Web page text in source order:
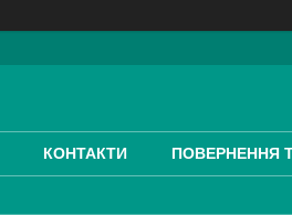
КОНТАКТИ ПОВЕРНЕННЯ